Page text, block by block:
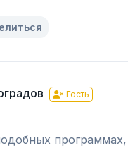
Гость